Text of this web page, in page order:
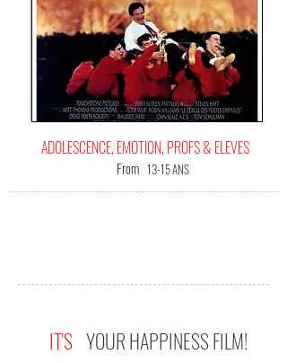
ADOLESCENCE, EMOTION, PROFS & ELEVES
From 13-15 ANS
IT'S YOUR HAPPINESS FILM!